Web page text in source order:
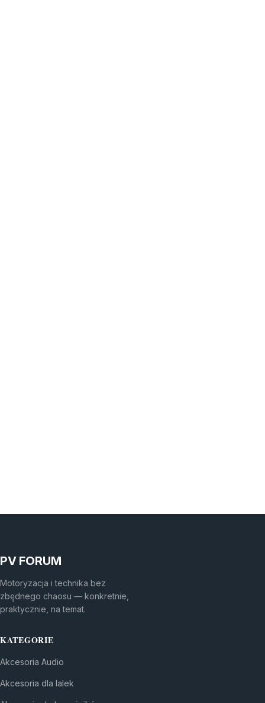
PV FORUM
Motoryzacja i technika bez
zbędnego chaosu — konkretnie,
praktycznie, na temat.
KATEGORIE
Akcesoria Audio
Akcesoria dla lalek